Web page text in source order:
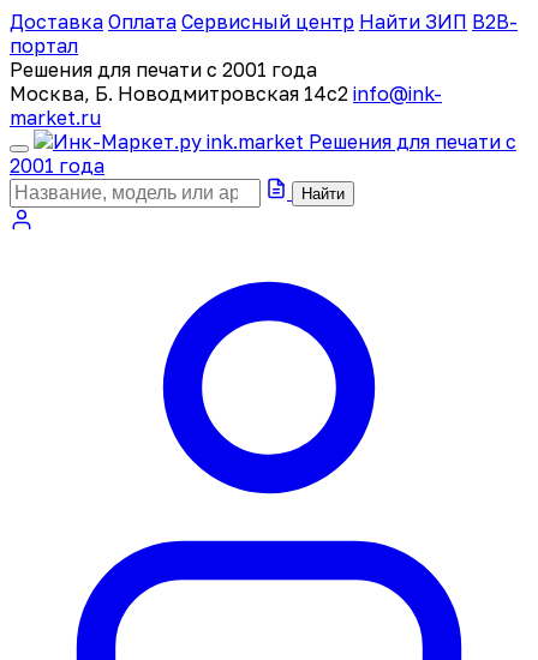
Доставка Оплата Сервисный центр Найти ЗИП B2B-
портал
Решения для печати с 2001 года
Москва, Б. Новодмитровская 14с2 info@ink-
market.ru
ink.market Решения для печати с
2001 года
Найти